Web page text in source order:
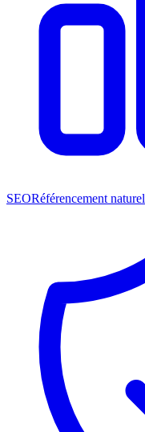
SEORéférencement